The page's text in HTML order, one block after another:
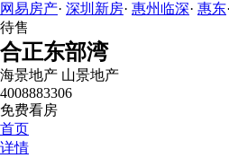
网易房产· 深圳新房· 惠州临深· 惠东·
待售
合正东部湾
海景地产 山景地产
4008883306
免费看房
首页
详情